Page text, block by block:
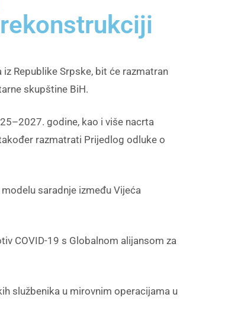
Republike Srpske, bit će razmatran
skupštine BiH.
godine, kao i više nacrta
razmatrati Prijedlog odluke o
saradnje između Vijeća
COVID-19 s Globalnom alijansom za
službenika u mirovnim operacijama u